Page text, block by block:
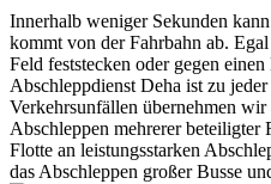
Innerhalb weniger Sekunden
kommt von der Fahrbahn ab.
Feld feststecken oder gegen
Abschleppdienst Deha ist zu
Verkehrsunfällen übernehmen wir
Abschleppen mehrerer beteiligter
Flotte an leistungsstarken
das Abschleppen großer Busse